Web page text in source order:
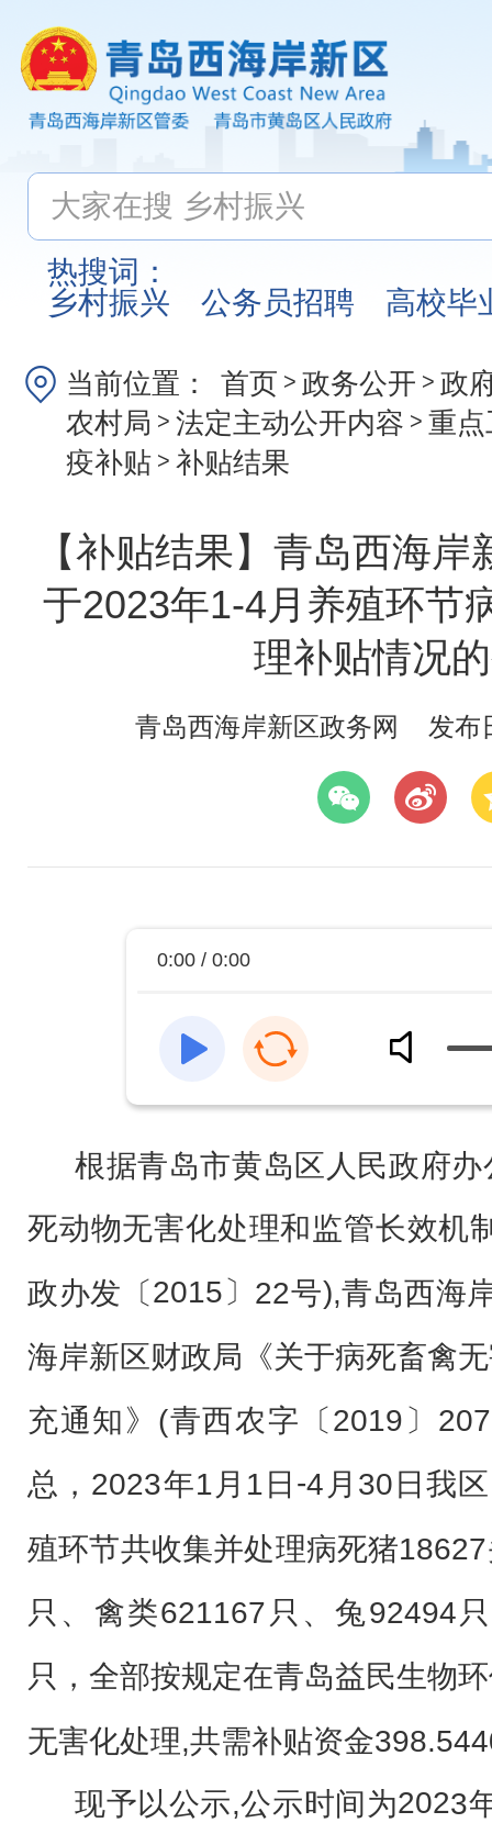
热搜词：
乡村振兴
公务员招聘 高校毕
当前位置： 首页 > 政务公开 > 政
农村局 > 法定主动公开内容 > 重
疫补贴 > 补贴结果
【补贴结果】青岛西海
于2023年1-4月养殖环节
理补贴情况
青岛西海岸新区政务网 发布
0:00 / 0:00
根据青岛市黄岛区人民政府办
死动物无害化处理和监管长效机
政办发 〔2015〕 22号),青岛西海
海岸新区财政局《关于病死畜禽
充通知》 (青西农字〔 2019〕
总 ， 2023年1 月 1 日 -4 月 30 日我区
殖环节共收集并处理病死猪
只、禽类621167只、兔92494
只， 全部按规定在青岛益民生物
无害化处理,共需补贴资金
现予以公示,公示时间为2023